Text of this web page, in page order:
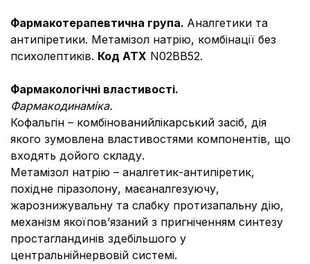
Фармакотерапевтична група. Аналгетики та
антипіретики. Метамізол натрію, комбінації без
психолептиків. Код АТX N02BB52.
Фармакологічні властивості.
Фармакодинаміка.
Кофальгін – комбінованийлікарський засіб, дія
якого зумовлена властивостями компонентів, що
входять дойого складу.
Метамізол натрію – аналгетик-антипіретик,
похідне піразолону, маєаналгезуючу,
жарознижувальну та слабку протизапальну дію,
механізм якоїпов’язаний з пригніченням синтезу
простагландинів здебільшого у
центральнійнервовій системі.